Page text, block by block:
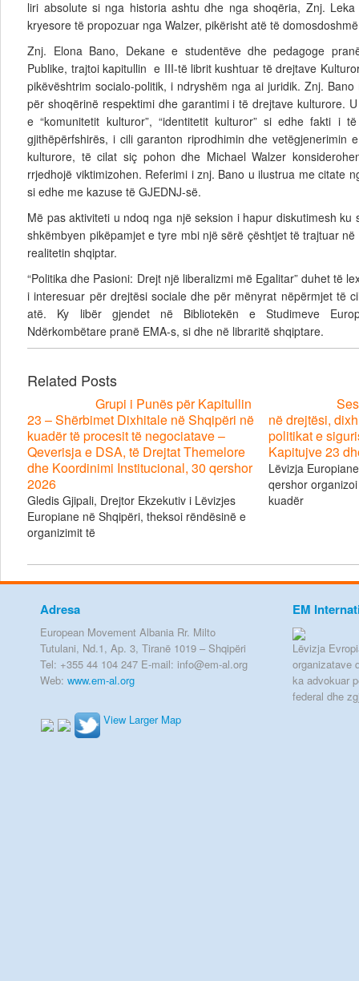
liri absolute si nga historia ashtu dhe nga shoqëria, Znj.
kryesore të propozuar nga Walzer, pikërisht atë të
Znj. Elona Bano, Dekane e studentëve dhe pedagoge
Publike, trajtoi kapitullin e III-të librit kushtuar të drejtave
pikëvështrim socialo-politik, i ndryshëm nga ai juridik. Znj.
për shoqërinë respektimi dhe garantimi i të drejtave kulturore.
e “komunitetit kulturor”, “identitetit kulturor” si edhe fakti i
gjithëpërfshirës, i cili garanton riprodhimin dhe vetëgjenerimin
kulturore, të cilat siç pohon dhe Michael Walzer
rrjedhojë viktimizohen. Referimi i znj. Bano u ilustrua me citate
si edhe me kazuse të GJEDNJ-së.
Më pas aktiviteti u ndoq nga një seksion i hapur diskutimesh ku
shkëmbyen pikëpamjet e tyre mbi një sërë çështjet të trajtuar
realitetin shqiptar.
“Politika dhe Pasioni: Drejt një liberalizmi më Egalitar” duhet të
i interesuar për drejtësi sociale dhe për mënyrat nëpërmjet të
atë. Ky libër gjendet në Bibliotekën e Studimeve
Ndërkombëtare pranë EMA-s, si dhe në libraritë shqiptare.
Related Posts
Grupi i Punës për Kapitullin
23 – Shërbimet Dixhitale në Shqipëri në
kuadër të procesit të negociatave –
Qeverisja e DSA, të Drejtat Themelore
dhe Koordinimi Institucional, 30 qershor
2026
Gledis Gjipali, Drejtor Ekzekutiv i Lëvizjes
Europiane në Shqipëri, theksoi rëndësinë e
organizimit të
në drejtësi,
politikat e
Kapitujve 23
Lëvizja
qershor
kuadër
Adresa
European Movement Albania Rr. Milto
Tutulani, Nd.1, Ap. 3, Tiranë 1019 – Shqipëri
Tel: +355 44 104 247 E-mail: info@em-al.org
Web: www.em-al.org
View Larger Map
EM
Lëvizja
organizatave
ka advokuar
federal dhe